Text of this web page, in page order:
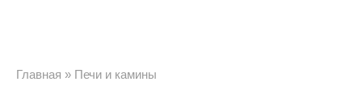
Главная » Печи и камины